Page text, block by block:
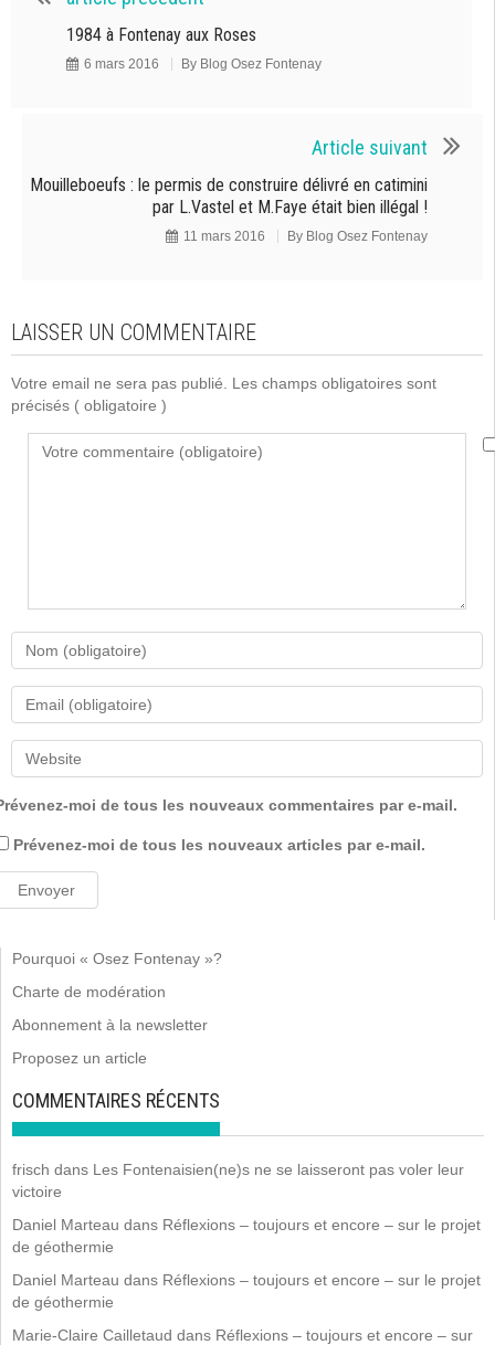
1984 à Fontenay aux Roses
6 mars 2016 By Blog Osez Fontenay
Article suivant
Mouilleboeufs : le permis de construire délivré en catimini
par L.Vastel et M.Faye était bien illégal !
11 mars 2016 By Blog Osez Fontenay
LAISSER UN COMMENTAIRE
Votre email ne sera pas publié. Les champs obligatoires sont
précisés ( obligatoire )
moi de tous les nouveaux commentaires par e-mail.
Prévenez-moi de tous les nouveaux articles par e-mail.
Pourquoi « Osez Fontenay »?
Charte de modération
Abonnement à la newsletter
Proposez un article
COMMENTAIRES RÉCENTS
frisch dans Les Fontenaisien(ne)s ne se laisseront pas voler leur
victoire
Daniel Marteau dans Réflexions – toujours et encore – sur le projet
de géothermie
Daniel Marteau dans Réflexions – toujours et encore – sur le projet
de géothermie
Marie-Claire Cailletaud dans Réflexions – toujours et encore – sur